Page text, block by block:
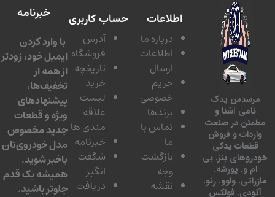
یدک
آشنا و
در صنعت
و فروش
یدکی
بنز. بی
و. پورشه.
ولوو. رنو.
فولکس
اطلاعات
درباره ما
اطلاعات
ارسال
حریم
خصوصی
برندها
تماس با
بازگشت
نقشه
حساب کاربری
آدرس
فروشگاه
تاریخچه
لیست
مندی ها
خبرنامه
شگفت
دریافت
خبرنامه
با وارد کردن
ایمیل خود، زودتر
از همه از
تخفیف‌ها،
پیشنهادهای
ویژه و قطعات
جدید مخصوص
مدل خودروی‌تان
باخبر شوید.
همیشه یک قدم
جلوتر باشید.